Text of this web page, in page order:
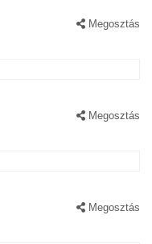
Megosztás
Megosztás
Megosztás